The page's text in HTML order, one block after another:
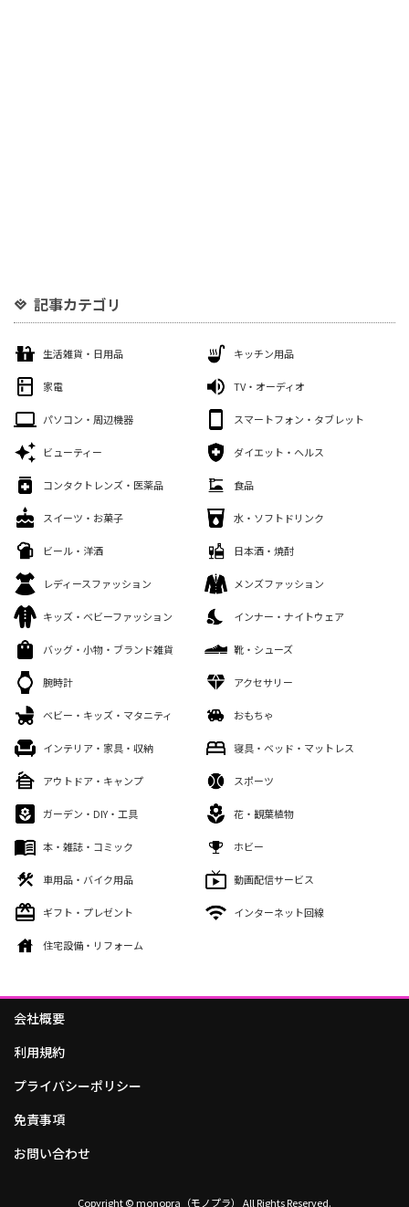
記事カテゴリ
生活雑貨・日用品 キッチン用品
家電 TV・オーディオ
パソコン・周辺機器 スマートフォン・タブレット
ビューティー ダイエット・ヘルス
コンタクトレンズ・医薬品 食品
スイーツ・お菓子 水・ソフトドリンク
ビール・洋酒 日本酒・焼酎
レディースファッション メンズファッション
キッズ・ベビーファッション インナー・ナイトウェア
バッグ・小物・ブランド雑貨 靴・シューズ
腕時計 アクセサリー
ベビー・キッズ・マタニティ おもちゃ
インテリア・家具・収納 寝具・ベッド・マットレス
アウトドア・キャンプ スポーツ
ガーデン・DIY・工具 花・観葉植物
本・雑誌・コミック ホビー
車用品・バイク用品 動画配信サービス
ギフト・プレゼント インターネット回線
住宅設備・リフォーム
会社概要
利用規約
プライバシーポリシー
免責事項
お問い合わせ
Copyright © monopra（モノプラ） All Rights Reserved.